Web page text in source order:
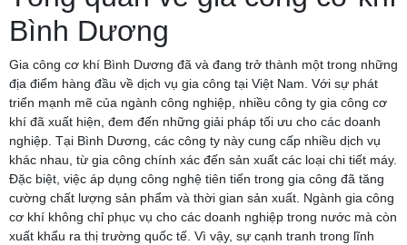
Bình Dương
Gia công cơ khí Bình Dương đã và đang trở thành một trong những
địa điểm hàng đầu về dịch vụ gia công tại Việt Nam. Với sự phát
triển mạnh mẽ của ngành công nghiệp, nhiều công ty gia công cơ
khí đã xuất hiện, đem đến những giải pháp tối ưu cho các doanh
nghiệp. Tại Bình Dương, các công ty này cung cấp nhiều dịch vụ
khác nhau, từ gia công chính xác đến sản xuất các loại chi tiết máy.
Đặc biệt, việc áp dụng công nghệ tiên tiến trong gia công đã tăng
cường chất lượng sản phẩm và thời gian sản xuất. Ngành gia công
cơ khí không chỉ phục vụ cho các doanh nghiệp trong nước mà còn
xuất khẩu ra thị trường quốc tế. Vì vậy, sự cạnh tranh trong lĩnh